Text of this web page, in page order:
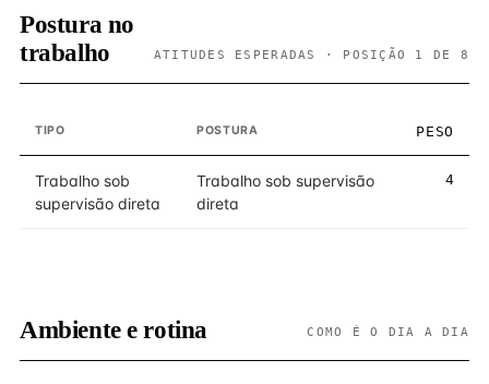
Postura no
trabalho
ATITUDES ESPERADAS · POSIÇÃO 1 DE 8
TIPO POSTURA PESO
Trabalho sob
supervisão direta
Trabalho sob supervisão
direta
4
Ambiente e rotina COMO É O DIA A DIA